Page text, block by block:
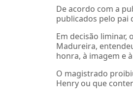
De acordo com a
publicados pelo pai
Em decisão liminar,
Madureira,
honra, à imagem e
O magistrado
Henry ou que